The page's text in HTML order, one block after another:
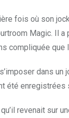
fois où son
Magic. Il
compliquée que
dans
été enregistrées
revenait sur